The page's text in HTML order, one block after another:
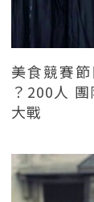
美食競賽
？200人
大戰